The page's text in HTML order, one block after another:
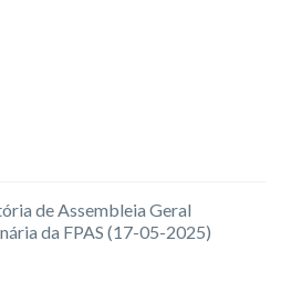
de Assembleia Geral
da FPAS (17-05-2025)